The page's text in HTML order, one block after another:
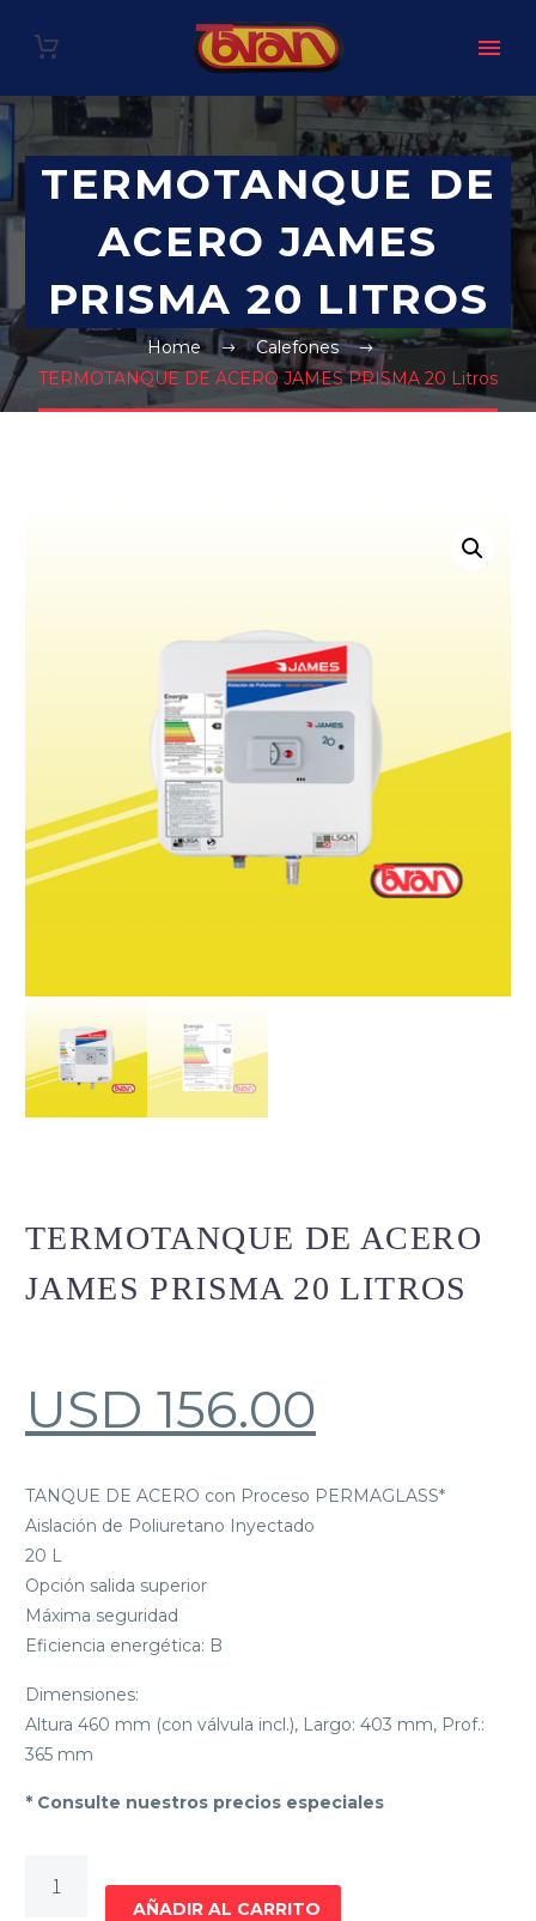
TERMOTANQUE DE
ACERO JAMES
PRISMA 20 LITROS
Home
Calefones
TERMOTANQUE DE ACERO JAMES PRISMA 20 Litros
TERMOTANQUE DE ACERO
JAMES PRISMA 20 LITROS
USD 156.00
TANQUE DE ACERO con Proceso PERMAGLASS*
Aislación de Poliuretano Inyectado
20 L
Opción salida superior
Máxima seguridad
Eficiencia energética: B
Dimensiones:
Altura 460 mm (con válvula incl.), Largo: 403 mm, Prof.:
365 mm
* Consulte nuestros precios especiales
AÑADIR AL CARRITO